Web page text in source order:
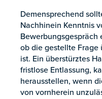
Demensprechend
Nachhinein Kenntnis
Bewerbungsgespräch
ob die gestellte Frage
ist. Ein überstürztes
fristlose Entlassung,
herausstellen, wenn
von vornherein